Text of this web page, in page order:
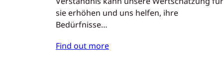
sie erhöhen und uns helfen, ihre
Bedürfnisse…
Find out more